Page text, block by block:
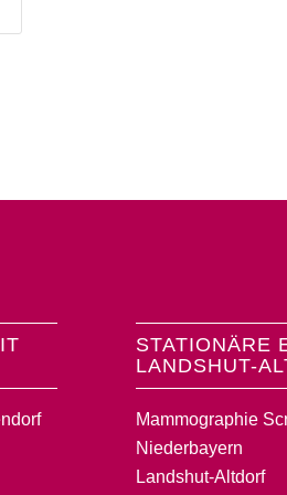
STATIONÄRE
LANDSHUT-
Mammographie
Niederbayern
Landshut-Altdorf